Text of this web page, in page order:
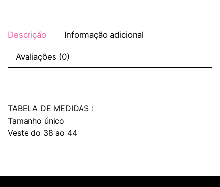
Descrição Informação adicional
Avaliações (0)
TABELA DE MEDIDAS :
Tamanho único
Veste do 38 ao 44